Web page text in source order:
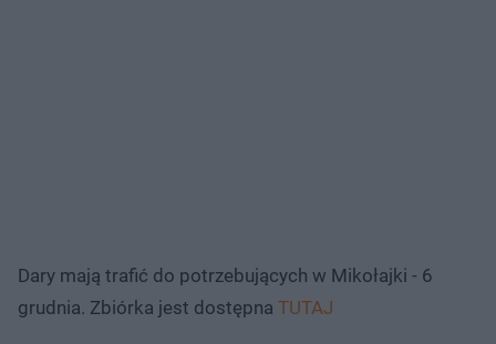
Dary mają trafić do potrzebujących w Mikołajki - 6
grudnia. Zbiórka jest dostępna TUTAJ